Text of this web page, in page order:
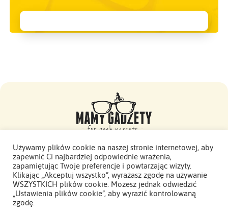
Mamy Gadżety -
2015 - 2026. Wszelkie prawa zastrzeżone.
Polityka Prywatności
Używamy plików cookie na naszej stronie internetowej, aby
zapewnić Ci najbardziej odpowiednie wrażenia,
zapamiętując Twoje preferencje i powtarzając wizyty.
Klikając „Akceptuj wszystko”, wyrażasz zgodę na używanie
WSZYSTKICH plików cookie. Możesz jednak odwiedzić
„Ustawienia plików cookie”, aby wyrazić kontrolowaną
zgodę.